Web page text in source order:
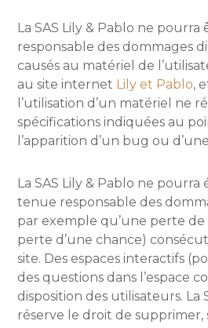
La SAS Lily & Pablo ne
responsable des dommages
causés au matériel de
au site internet Lily et Pablo,
l’utilisation d’un matériel ne
spécifications indiquées au
l’apparition d’un bug ou
La SAS Lily & Pablo ne
tenue responsable des
par exemple qu’une perte
perte d’une chance)
site. Des espaces interactifs
des questions dans l’espace
disposition des utilisateurs. La
réserve le droit de supprimer,